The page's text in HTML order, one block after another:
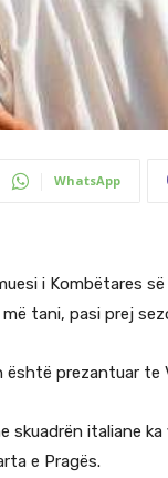
WhatsApp
i Kombëtares
më tani, pasi prej
është prezantuar te
skuadrën italiane
e Pragës.